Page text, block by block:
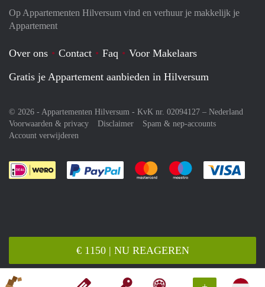
€ 1150 | NU REAGEREN
Op Appartementen Hilversum vind en verhuur je makkelijk je
Appartement
Over ons Contact Faq
Voor Makelaars
Gratis je Appartement aanbieden in Hilversum
© 2026 - Appartementen Hilversum - KvK nr. 02094127 – Nederland
Voorwaarden & privacy
Disclaimer
Spam & nep-accounts
Account verwijderen
Je rekent gemakkelijk af met Paypal
Je rekent gemakkelijk af met
Je rekent